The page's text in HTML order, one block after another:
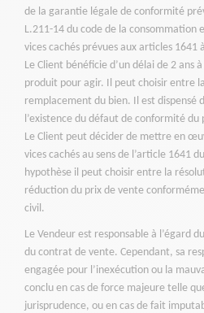
de la garantie légale de conformité
L.211-14 du code de la consommation
vices cachés prévues aux articles 1641
Le Client bénéficie d’un délai de 2 ans
produit pour agir. Il peut choisir entre
remplacement du bien. Il est dispensé
l’existence du défaut de conformité du
Le Client peut décider de mettre en
vices cachés au sens de l’article 1641
hypothèse il peut choisir entre la
réduction du prix de vente
civil.
Le Vendeur est responsable à l’égard
du contrat de vente. Cependant, sa
engagée pour l’inexécution ou la
conclu en cas de force majeure telle
jurisprudence, ou en cas de fait